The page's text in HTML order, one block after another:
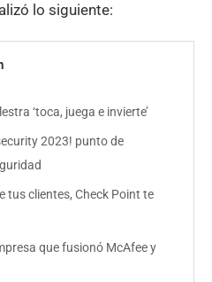
lo siguiente:
‘toca, juega e invierte’
2023! punto de
tus clientes, Check Point te
que fusionó McAfee y